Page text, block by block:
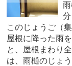
このじょうご（
屋根に降った雨
と、屋根まわり
は、雨樋のじょ